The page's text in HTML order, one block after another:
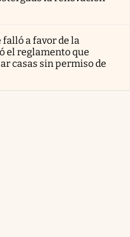
a favor de la
el reglamento que
casas sin permiso de